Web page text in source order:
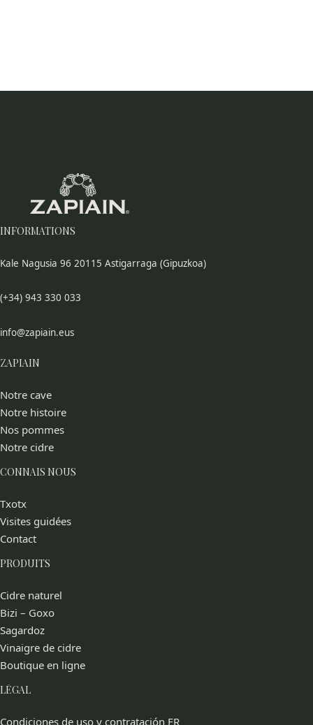
INFORMATIONS
Kale Nagusia 96 20115 Astigarraga (Gipuzkoa)
(+34) 943 330 033
info@zapiain.eus
ZAPIAIN
Notre cave
Notre histoire
Nos pommes
Notre cidre
CONNAIS NOUS
Txotx
Visites guidées
Contact
PRODUITS
Cidre naturel
Bizi – Goxo
Sagardoz
Vinaigre de cidre
Boutique en ligne
LÉGAL
Condiciones de uso y contratación FR